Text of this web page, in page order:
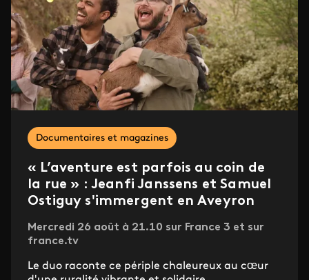
Documentaires et magazines
« L’aventure est parfois au coin de
la rue » : Jeanfi Janssens et Samuel
Ostiguy s'immergent en Aveyron
Mercredi 26 août à 21.10 sur France 3 et sur
france.tv
Le duo raconte ce périple chaleureux au cœur